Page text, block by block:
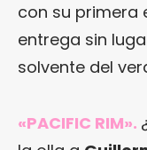
con su primera
entrega sin
solvente del
«PACIFIC RIM».